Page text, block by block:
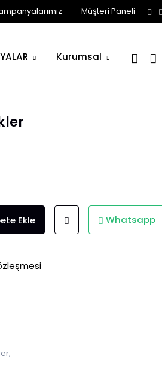
Müşteri Paneli
Kurumsal
Ekle Whatsapp
,